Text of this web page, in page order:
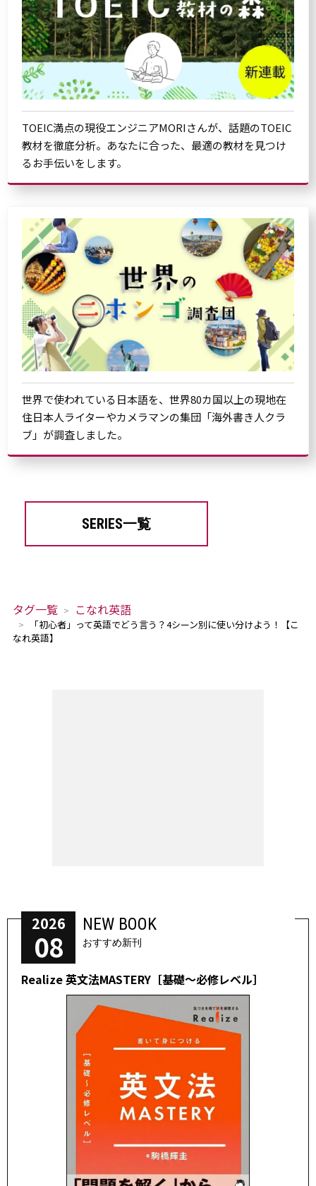
TOEIC満点の現役エンジニアMORIさんが、話題のTOEIC
教材を徹底分析。あなたに合った、最適の教材を見つけ
るお手伝いをします。
世界で使われている日本語を、世界80カ国以上の現地在
住日本人ライターやカメラマンの集団「海外書き人クラ
ブ」が調査しました。
SERIES一覧
タグ一覧 こなれ英語
「初心者」って英語でどう言う？4シーン別に使い分けよう！【こ
なれ英語】
2026
08
NEW BOOK
おすすめ新刊
Realize 英文法MASTERY［基礎～必修レベル］